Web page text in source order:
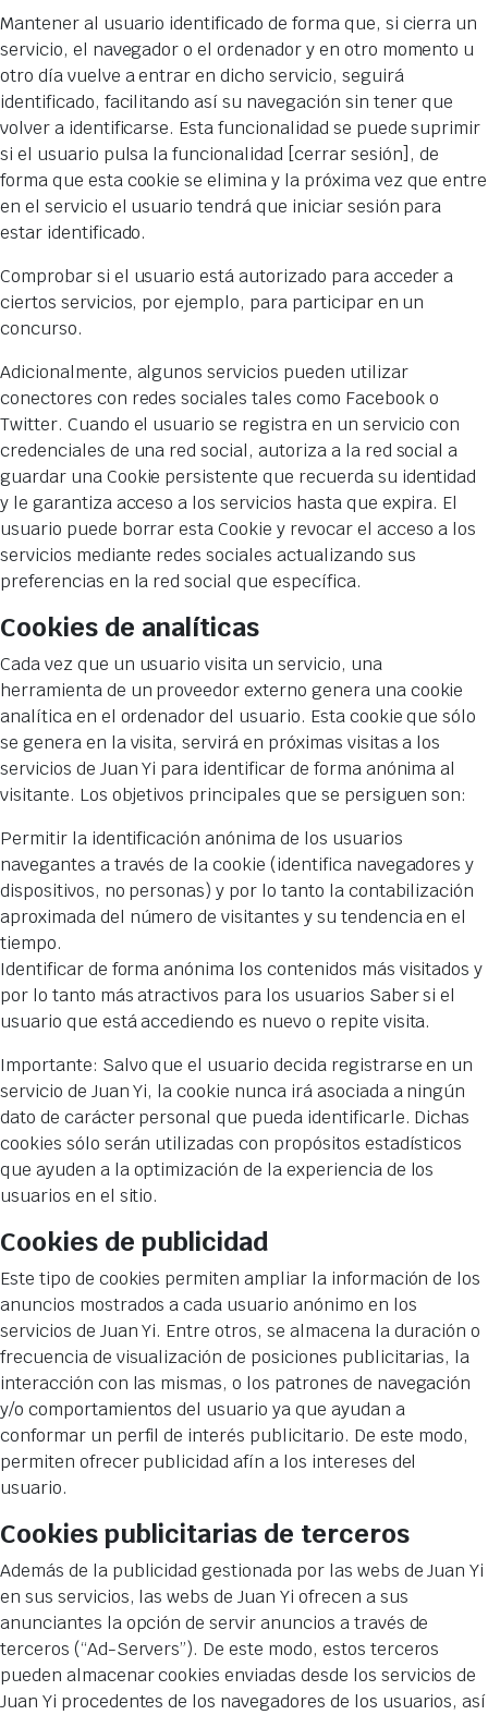
Mantener al usuario identificado de forma que, si cierra un
servicio, el navegador o el ordenador y en otro momento u
otro día vuelve a entrar en dicho servicio, seguirá
identificado, facilitando así su navegación sin tener que
volver a identificarse. Esta funcionalidad se puede suprimir
si el usuario pulsa la funcionalidad [cerrar sesión], de
forma que esta cookie se elimina y la próxima vez que entre
en el servicio el usuario tendrá que iniciar sesión para
estar identificado.
Comprobar si el usuario está autorizado para acceder a
ciertos servicios, por ejemplo, para participar en un
concurso.
Adicionalmente, algunos servicios pueden utilizar
conectores con redes sociales tales como Facebook o
Twitter. Cuando el usuario se registra en un servicio con
credenciales de una red social, autoriza a la red social a
guardar una Cookie persistente que recuerda su identidad
y le garantiza acceso a los servicios hasta que expira. El
usuario puede borrar esta Cookie y revocar el acceso a los
servicios mediante redes sociales actualizando sus
preferencias en la red social que específica.
Cookies de analíticas
Cada vez que un usuario visita un servicio, una
herramienta de un proveedor externo genera una cookie
analítica en el ordenador del usuario. Esta cookie que sólo
se genera en la visita, servirá en próximas visitas a los
servicios de Juan Yi para identificar de forma anónima al
visitante. Los objetivos principales que se persiguen son:
Permitir la identificación anónima de los usuarios
navegantes a través de la cookie (identifica navegadores y
dispositivos, no personas) y por lo tanto la contabilización
aproximada del número de visitantes y su tendencia en el
tiempo.
Identificar de forma anónima los contenidos más visitados y
por lo tanto más atractivos para los usuarios Saber si el
usuario que está accediendo es nuevo o repite visita.
Importante: Salvo que el usuario decida registrarse en un
servicio de Juan Yi, la cookie nunca irá asociada a ningún
dato de carácter personal que pueda identificarle. Dichas
cookies sólo serán utilizadas con propósitos estadísticos
que ayuden a la optimización de la experiencia de los
usuarios en el sitio.
Cookies de publicidad
Este tipo de cookies permiten ampliar la información de los
anuncios mostrados a cada usuario anónimo en los
servicios de Juan Yi. Entre otros, se almacena la duración o
frecuencia de visualización de posiciones publicitarias, la
interacción con las mismas, o los patrones de navegación
y/o comportamientos del usuario ya que ayudan a
conformar un perfil de interés publicitario. De este modo,
permiten ofrecer publicidad afín a los intereses del
usuario.
Cookies publicitarias de terceros
Además de la publicidad gestionada por las webs de Juan Yi
en sus servicios, las webs de Juan Yi ofrecen a sus
anunciantes la opción de servir anuncios a través de
terceros (“Ad-Servers”). De este modo, estos terceros
pueden almacenar cookies enviadas desde los servicios de
Juan Yi procedentes de los navegadores de los usuarios, así